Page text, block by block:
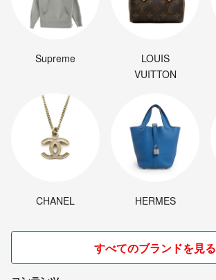
Supreme
LOUIS
VUITTON
CHANEL HERMES
すべてのブランドを見る